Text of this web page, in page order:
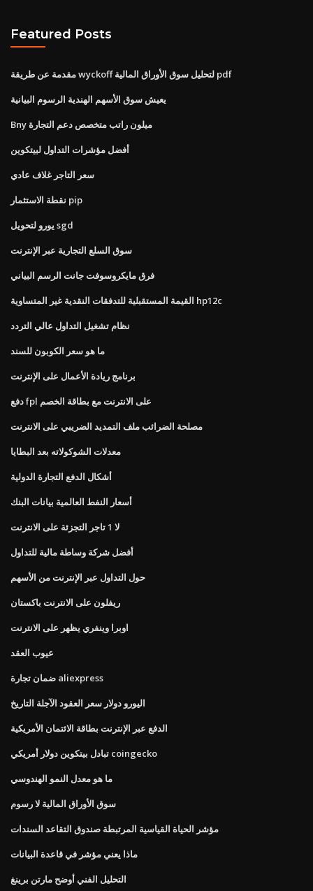
Featured Posts
مقدمة عن طريقة wyckoff لتحليل سوق الأوراق المالية pdf
يعيش سوق الأسهم الهندية الرسوم البيانية
Bny ميلون راتب متخصص دعم التجارة
أفضل مؤشرات التداول لبيتكوين
سعر التاجر غلاف عادي
نقطة الاستثمار pip
يورو لتحويل sgd
سوق السلع التجارية عبر الإنترنت
فرق مايكروسوفت جانت الرسم البياني
القيمة المستقبلية للتدفقات النقدية غير المتساوية hp12c
نظام تشغيل التداول عالي التردد
ما هو سعر الكوبون للسند
برنامج ريادة الأعمال على الإنترنت
دفع fpl على الانترنت مع بطاقة الخصم
مصلحة الضرائب ملف التمديد الضريبي على الانترنت
معدلات الشوكولاته بعد البطايا
أشكال الدفع التجارة الدولية
أسعار النفط العالمية بيانات البنك
لا 1 تاجر التجزئة على الانترنت
أفضل شركة وساطة مالية للتداول
حول التداول عبر الإنترنت من الأسهم
ريفلون على الانترنت باكستان
اوبرا وينفري يظهر على الانترنت
عيوب العقد
ضمان تجارة aliexpress
اليورو دولار سعر العقود الآجلة التاريخ
الدفع عبر الإنترنت بطاقة الائتمان الأمريكية
تبادل بيتكوين دولار أمريكي coingecko
ما هو معدل النمو الهندوسي
سوق الأوراق المالية لا رسوم
مؤشر الحياة القياسية المرتبطة صندوق التقاعد السندات
ماذا يعني مؤشر في قاعدة البيانات
التحليل الفني أوضح مارتن برينغ